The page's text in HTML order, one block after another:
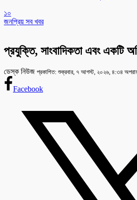
১০
জনপ্রিয় সব খবর
প্রযুক্তি, সাংবাদিকতা এবং একটি
ডেস্ক নিউজ প্রকাশিত: শুক্রবার, ৭ আগস্ট, ২০২৬, ৪:৩৪
Facebook